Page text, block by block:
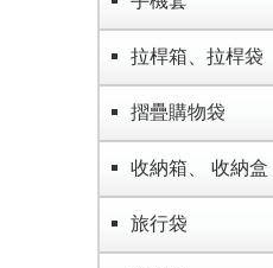
拉桿箱、拉桿袋
摺疊購物袋
收納箱、 收納盒
旅行袋